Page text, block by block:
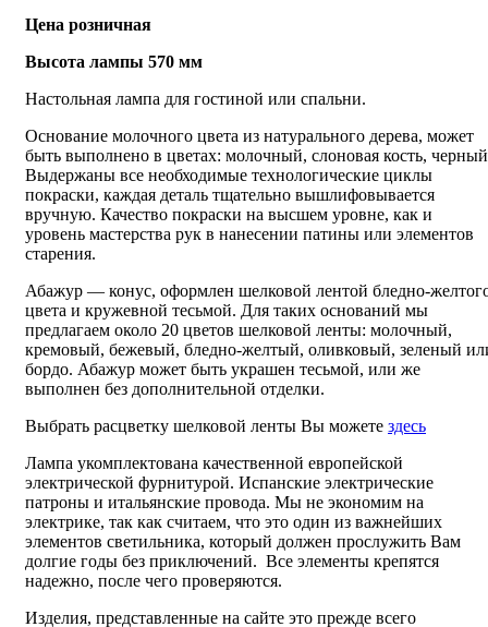
Цена розничная
Высота лампы 570 мм
Настольная лампа для гостиной или спальни.
Основание молочного цвета из натурального дерева, может
быть выполнено в цветах: молочный, слоновая кость,
Выдержаны все необходимые технологические циклы
покраски, каждая деталь тщательно вышлифовывается
вручную. Качество покраски на высшем уровне, как и
уровень мастерства рук в нанесении патины или элементов
старения.
Абажур — конус, оформлен шелковой лентой бледно-
цвета и кружевной тесьмой. Для таких оснований мы
предлагаем около 20 цветов шелковой ленты: молочный,
кремовый, бежевый, бледно-желтый, оливковый, зеленый
бордо. Абажур может быть украшен тесьмой, или же
выполнен без дополнительной отделки.
Выбрать расцветку шелковой ленты Вы можете здесь
Лампа укомплектована качественной европейской
электрической фурнитурой. Испанские электрические
патроны и итальянские провода. Мы не экономим на
электрике, так как считаем, что это один из важнейших
элементов светильника, который должен прослужить Вам
долгие годы без приключений. Все элементы крепятся
надежно, после чего проверяются.
Изделия, представленные на сайте это прежде всего